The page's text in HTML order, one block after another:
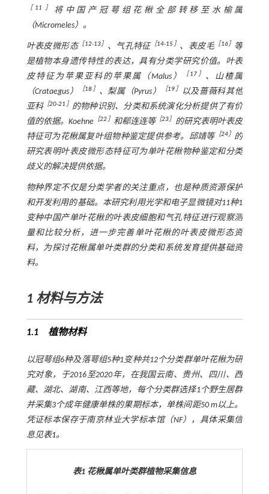
［ 11 ］ 将中国产冠萼组花楸全部转移至水榆属
（Micromeles）。
叶表皮微形态［12-13］ 、气孔特征［14-15 ］ 、表皮毛 ［16］ 等
是植物本身遗传特性的表达，具有分类学研究价值。叶表
皮特征为苹果亚科的苹果属（Malus） ［ 17 ］ 、山楂属
（Crataegus） ［18 ］ 、梨属（Pyrus） ［19 ］
以及蔷薇科其他
亚科［20-21 ］ 的物种识别、分类和系统演化分析提供了有价
值的依据。Koehne ［22 ］ 和郗连连等［23］
的研究表明叶表皮
特征可为花楸属复叶组物种鉴定提供参考。邱靖等［24］ 的
研究表明叶表皮微形态特征可为单叶花楸物种鉴定和分类
歧义的解决提供依据。
物种界定不仅是分类学者的关注重点，也是种质资源保护
和开发利用的基础。本研究利用光学和电子显微镜对11种1
变种中国产单叶花楸的叶表皮细胞和气孔特征进行观察测
量和比较分析，进一步完善单叶花楸的叶表皮微形态资
料，为探讨花楸属单叶类群的分类和系统发育提供基础资
料。
1材料与方法
1.1 植物材料
以冠萼组6种及落萼组5种1变种共12个分类群单叶花楸为研
究对象，于2016至2020年，在我国云南、贵州、四川、西
藏、湖北、湖南、江西等地，每个分类群选择1个野生居群
并采集3个成年健康单株的果期标本，单株间距50 m以上。
凭证标本保存于南京林业大学标本馆（NF），具体采集信
息见表1。
表1 花楸属单叶类群植物采集信息